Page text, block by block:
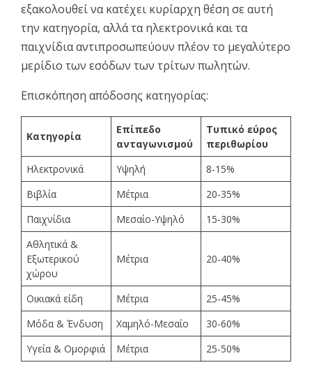
εξακολουθεί να κατέχει κυρίαρχη θέση σε αυτή
την κατηγορία, αλλά τα ηλεκτρονικά και τα
παιχνίδια αντιπροσωπεύουν πλέον το μεγαλύτερο
μερίδιο των εσόδων των τρίτων πωλητών.
Επισκόπηση απόδοσης κατηγορίας:
Κατηγορία
Επίπεδο
ανταγωνισμού
Τυπικό εύρος
περιθωρίου
Ηλεκτρονικά
Υψηλή
8-15%
Βιβλία
Μέτρια
20-35%
Παιχνίδια
Μεσαίο-Υψηλό
15-30%
Αθλητικά &
Εξωτερικού
χώρου
Μέτρια 20-40%
Οικιακά είδη Μέτρια
25-45%
Μόδα & Ένδυση
Χαμηλό-Μεσαίο
30-60%
Υγεία & Ομορφιά
Μέτρια 25-50%